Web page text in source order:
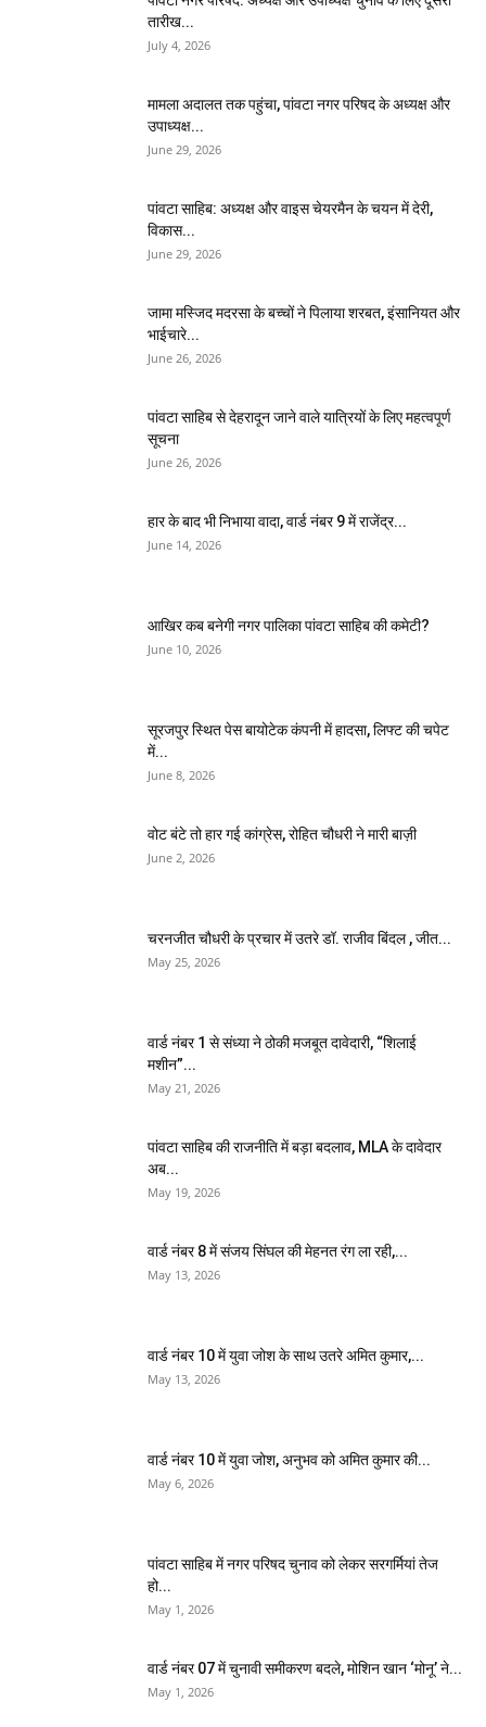
तारीख...
July 4, 2026
मामला अदालत तक पहुंचा, पांवटा नगर परिषद के अध्यक्ष और
उपाध्यक्ष...
June 29, 2026
पांवटा साहिब: अध्यक्ष और वाइस चेयरमैन के चयन में देरी,
विकास...
June 29, 2026
जामा मस्जिद मदरसा के बच्चों ने पिलाया शरबत, इंसानियत और
भाईचारे...
June 26, 2026
पांवटा साहिब से देहरादून जाने वाले यात्रियों के लिए महत्वपूर्ण
सूचना
June 26, 2026
हार के बाद भी निभाया वादा, वार्ड नंबर 9 में राजेंद्र...
June 14, 2026
आखिर कब बनेगी नगर पालिका पांवटा साहिब की कमेटी?
June 10, 2026
सूरजपुर स्थित पेस बायोटेक कंपनी में हादसा, लिफ्ट की चपेट
में...
June 8, 2026
वोट बंटे तो हार गई कांग्रेस, रोहित चौधरी ने मारी बाज़ी
June 2, 2026
चरनजीत चौधरी के प्रचार में उतरे डॉ. राजीव बिंदल , जीत...
May 25, 2026
वार्ड नंबर 1 से संध्या ने ठोकी मजबूत दावेदारी, “शिलाई
मशीन”...
May 21, 2026
पांवटा साहिब की राजनीति में बड़ा बदलाव, MLA के दावेदार
अब...
May 19, 2026
वार्ड नंबर 8 में संजय सिंघल की मेहनत रंग ला रही,...
May 13, 2026
वार्ड नंबर 10 में युवा जोश के साथ उतरे अमित कुमार,...
May 13, 2026
वार्ड नंबर 10 में युवा जोश, अनुभव को अमित कुमार की...
May 6, 2026
पांवटा साहिब में नगर परिषद चुनाव को लेकर सरगर्मियां तेज
हो...
May 1, 2026
वार्ड नंबर 07 में चुनावी समीकरण बदले, मोशिन खान ‘मोनू’ ने...
May 1, 2026